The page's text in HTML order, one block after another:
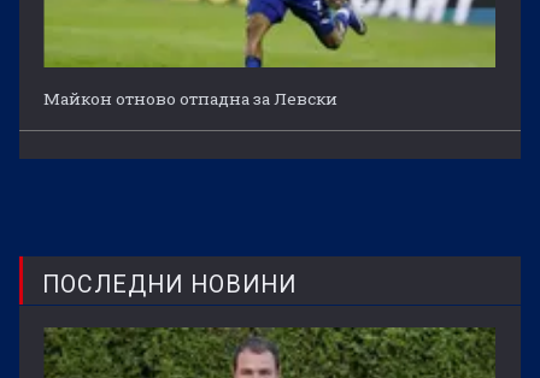
Майкон отново отпадна за Левски
ПОСЛЕДНИ НОВИНИ